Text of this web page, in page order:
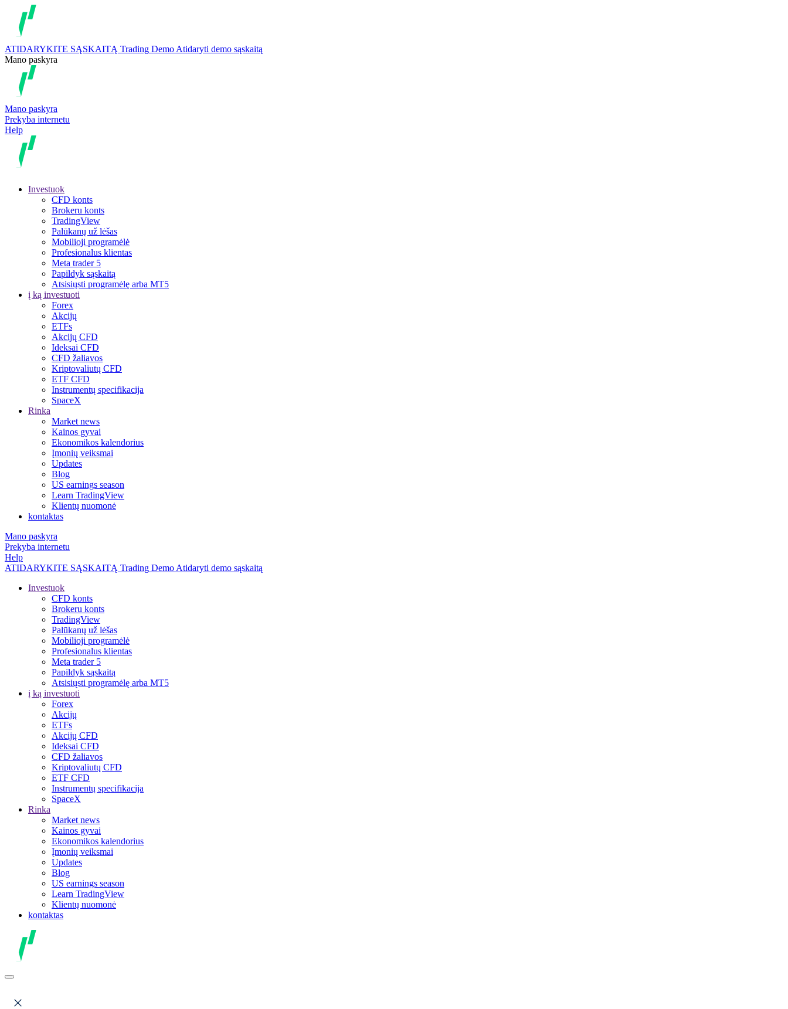
ATIDARYKITE SĄSKAITĄ Trading Demo Atidaryti demo sąskaitą
Mano paskyra
Mano paskyra
Prekyba internetu
Help
Investuok
CFD konts
Brokeru konts
TradingView
Palūkanų už lėšas
Mobilioji programėlė
Profesionalus klientas
Meta trader 5
Papildyk sąskaitą
Atsisiųsti programėlę arba MT5
į ką investuoti
Forex
Akcijų
ETFs
Akcijų CFD
Ideksai CFD
CFD žaliavos
Kriptovaliutų CFD
ETF CFD
Instrumentų specifikacija
SpaceX
Rinka
Market news
Kainos gyvai
Ekonomikos kalendorius
Įmonių veiksmai
Updates
Blog
US earnings season
Learn TradingView
Klientų nuomonė
kontaktas
Mano paskyra
Prekyba internetu
Help
ATIDARYKITE SĄSKAITĄ Trading Demo Atidaryti demo sąskaitą
Investuok
CFD konts
Brokeru konts
TradingView
Palūkanų už lėšas
Mobilioji programėlė
Profesionalus klientas
Meta trader 5
Papildyk sąskaitą
Atsisiųsti programėlę arba MT5
į ką investuoti
Forex
Akcijų
ETFs
Akcijų CFD
Ideksai CFD
CFD žaliavos
Kriptovaliutų CFD
ETF CFD
Instrumentų specifikacija
SpaceX
Rinka
Market news
Kainos gyvai
Ekonomikos kalendorius
Įmonių veiksmai
Updates
Blog
US earnings season
Learn TradingView
Klientų nuomonė
kontaktas